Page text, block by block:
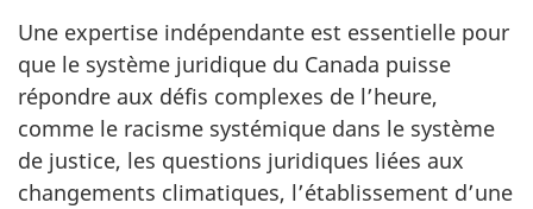
Une expertise indépendante est essentielle pour
que le système juridique du Canada puisse
répondre aux défis complexes de l’heure,
comme le racisme systémique dans le système
de justice, les questions juridiques liées aux
changements climatiques, l’établissement d’une